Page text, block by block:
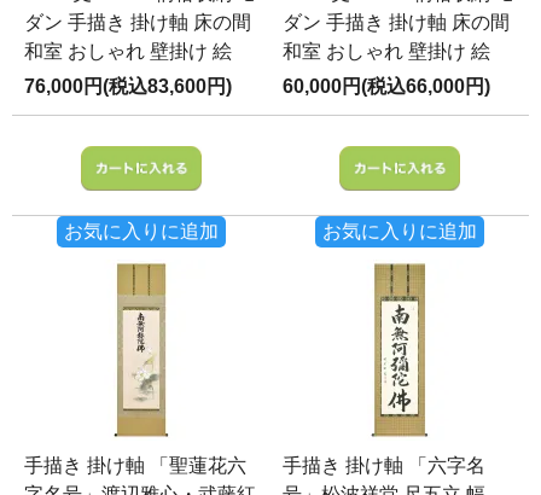
ダン 手描き 掛け軸 床の間
和室 おしゃれ 壁掛け 絵
76,000円(税込83,600円)
お気に入りに追加
ダン 手描き 掛け軸 床の間
和室 おしゃれ 壁掛け 絵
60,000円(税込66,000円)
お気に入りに追加
手描き 掛け軸 「聖蓮花六
手描き 掛け軸 「六字名